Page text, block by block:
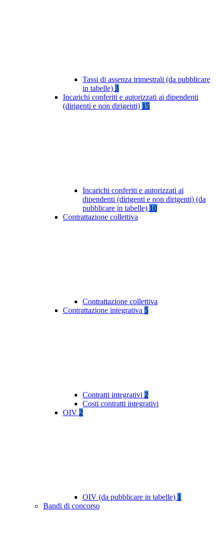
Tassi di assenza trimestrali (da pubblicare
in tabelle) 3
Incarichi conferiti e autorizzati ai dipendenti
(dirigenti e non dirigenti) 15
Incarichi conferiti e autorizzati ai
dipendenti (dirigenti e non dirigenti) (da
pubblicare in tabelle) 10
Contrattazione collettiva
Contrattazione collettiva
Contrattazione integrativa 5
Contratti integrativi 2
Costi contratti integrativi
OIV 2
OIV (da pubblicare in tabelle) 1
Bandi di concorso